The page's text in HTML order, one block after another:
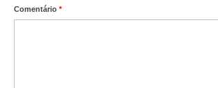
Comentário *